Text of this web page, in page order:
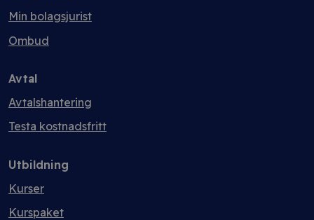
Min bolagsjurist
Ombud
Avtal
Avtalshantering
Testa kostnadsfritt
Utbildning
Kurser
Kurspaket